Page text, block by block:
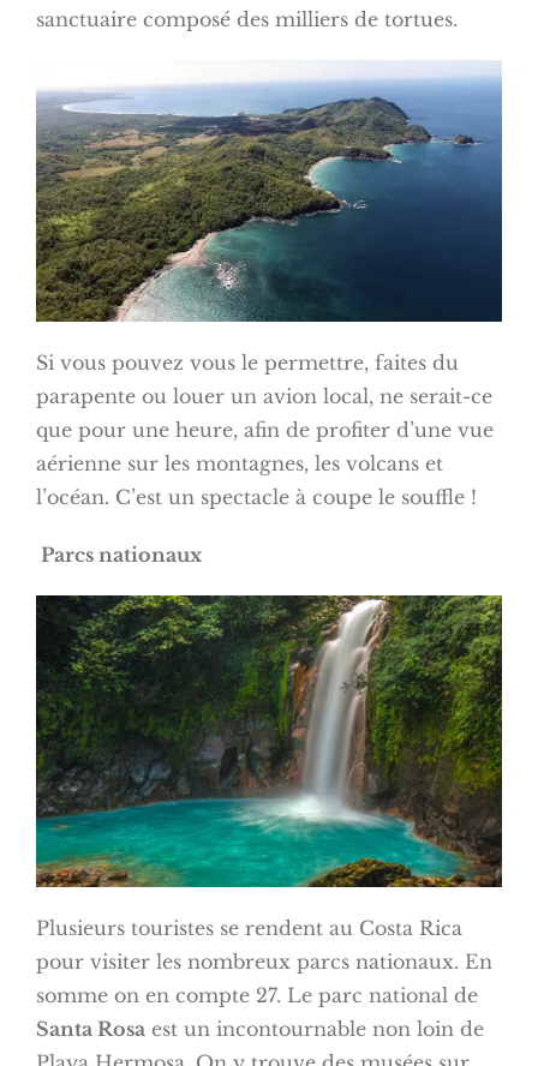
sanctuaire composé des milliers de tortues.
Si vous pouvez vous le permettre, faites du
parapente ou louer un avion local, ne serait-ce
que pour une heure, afin de profiter d’une vue
aérienne sur les montagnes, les volcans et
l’océan. C’est un spectacle à coupe le souffle !
Parcs nationaux
Plusieurs touristes se rendent au Costa Rica
pour visiter les nombreux parcs nationaux. En
somme on en compte 27. Le parc national de
Santa Rosaest un incontournable non loin de